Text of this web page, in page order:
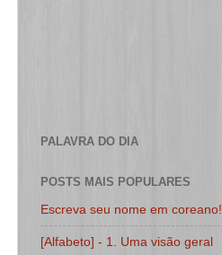
PALAVRA DO DIA
POSTS MAIS POPULARES
Escreva seu nome em coreano!
[Alfabeto] - 1. Uma visão geral